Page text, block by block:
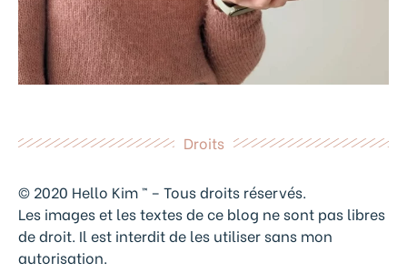
Droits
© 2020 Hello Kim ™ – Tous droits réservés.
Les images et les textes de ce blog ne sont pas libres
de droit. Il est interdit de les utiliser sans mon
autorisation.